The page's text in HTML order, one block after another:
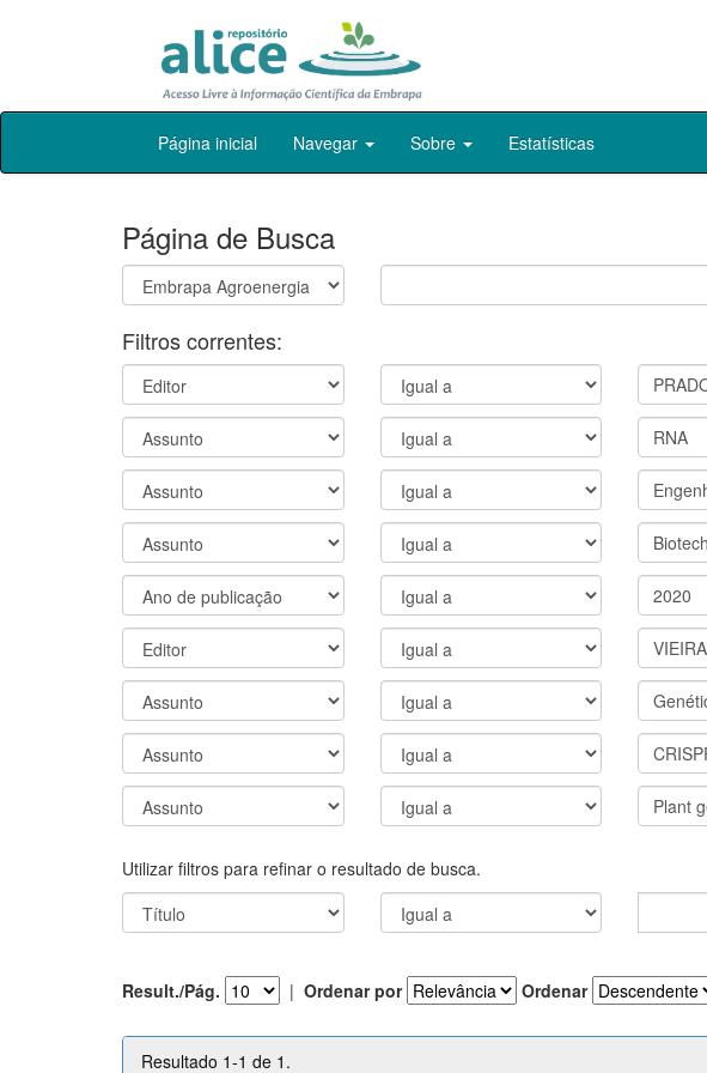
Skip
Página inicial Navegar Sobre Estatísticas
Página de Busca
Filtros correntes:
Utilizar filtros para refinar o resultado de busca.
Result./Pág. | Ordenar por Ordenar
Resultado 1-1 de 1.